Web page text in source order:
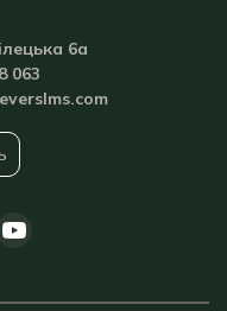
6а
063